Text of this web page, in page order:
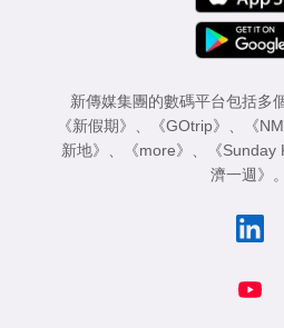
新傳媒集團的數碼平台包括多
《新假期》
《GOtrip》 《
新地》
《more》 《Sunday
濟一週》
。